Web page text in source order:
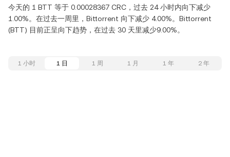
今天的 1 BTT 等于 0.00028367 CRC，过去 24 小时内向下减少
1.00%。在过去一周里，Bittorrent 向下减少 4.00%。Bittorrent
(BTT) 目前正呈向下趋势，在过去 30 天里减少9.00%。
1 小时 1 日 1 周 1 月 1 年 2 年